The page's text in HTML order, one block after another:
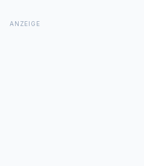
ANZEIGE